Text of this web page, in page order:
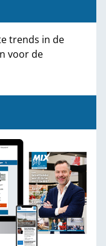
trends in de
voor de